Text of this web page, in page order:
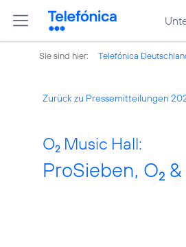
Sie sind hier: Telefónica
Zurück zu Pressemitteilungen
O2 Music Hall:
ProSieben, O2